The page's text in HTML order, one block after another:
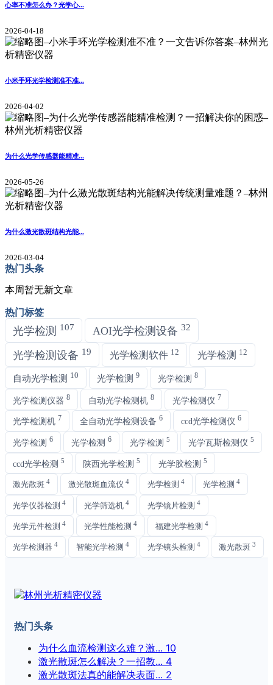
心率不准怎么办？光学心...
2026-04-18
小米手环光学检测准不准...
2026-04-02
为什么光学传感器能精准...
2026-05-26
为什么激光散斑结构光能...
2026-03-04
热门头条
本周暂无新文章
热门标签
光学检测 107 AOI光学检测设备 32
光学检测设备 19 光学检测软件 12 光学检测 12
自动光学检测 10 光学检测 9 光学检测 8
光学检测仪器 8 自动光学检测机 8 光学检测仪 7
光学检测机 7 全自动光学检测设备 6 ccd光学检测仪 6
光学检测 6 光学检测 6 光学检测 5 光学瓦斯检测仪 5
ccd光学检测 5 陕西光学检测 5 光学胶检测 5
激光散斑 4 激光散斑血流仪 4 光学检测 4 光学检测 4
光学仪器检测 4 光学筛选机 4 光学镜片检测 4
光学元件检测 4 光学性能检测 4 福建光学检测 4
光学检测器 4 智能光学检测 4 光学镜头检测 4 激光散斑 3
热门头条
为什么血流检测这么难？激... 10
激光散斑怎么解决？一招教... 4
激光散斑法真的能解决表面... 2